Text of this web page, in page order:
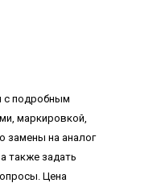
с подробным
маркировкой,
замены на аналог
также задать
Цена